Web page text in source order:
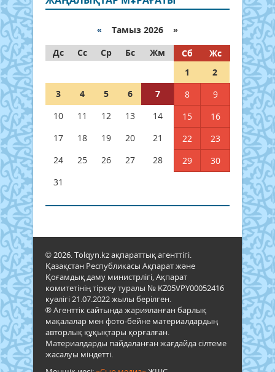
« Тамыз 2026 »
Дс
Сс Ср Бс Жм Сб
Жс
1
2
3
4 5 6 7 8
9
10
11 12 13 14 15
16
17
18 19 20 21 22
23
24
25 26 27 28 29
30
31
© 2026. Tolqyn.kz ақпараттық агенттігі.
Қазақстан Республикасы Ақпарат және
Қоғамдық даму министрлігі, Ақпарат
комитетінің тіркеу туралы № KZ05VPY00052416
куәлігі 21.07.2022 жылы берілген.
® Агенттік сайтында жарияланған барлық
мақалалар мен фото-бейне материалдардың
авторлық құқықтары қорғалған.
Материалдарды пайдаланған жағдайда сілтеме
жасалуы міндетті.